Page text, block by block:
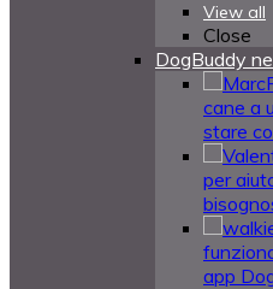
View all
Close
DogBuddy
cane a
stare
per
app